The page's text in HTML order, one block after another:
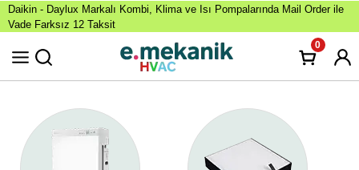
Daikin - Daylux Markalı Kombi, Klima ve Isı Pompalarında Mail Order ile
Vade Farksız 12 Taksit
0